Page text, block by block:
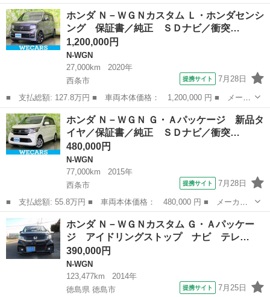
ー名： ホンダ ■ 車種名： Ｎ－ＷＧＮカスタム ■ グレード
名： Ｌ・ターボホンダセンシング 新品タイヤ／保証書／純正 ８
インチ ＳＤ...
愛媛 西条市 N-WGN
ホンダ Ｎ－ＷＧＮカスタム Ｌ・ホンダセンシ
ング 保証書／純正 ＳＤナビ／衝突…
1,200,000円
N-WGN
27,000km
2020年
西条市
提携サイト 7月28日
■ 支払総額: 127.8万円 ■ 車両本体価格： 1,200,000 円 ■ メーカ
ー名： ホンダ ■ 車種名： Ｎ－ＷＧＮカスタム ■ グレード
名： Ｌ・ホンダセンシング 保証書／純正 ＳＤナビ／衝突安全装
置／シートヒ...
愛媛 西条市 N-WGN
ホンダ Ｎ－ＷＧＮ Ｇ・Ａパッケージ 新品タ
イヤ／保証書／純正 ＳＤナビ／衝突…
480,000円
N-WGN
77,000km
2015年
西条市
提携サイト 7月28日
■ 支払総額: 55.8万円 ■ 車両本体価格： 480,000 円 ■ メーカー
名： ホンダ ■ 車種名： Ｎ－ＷＧＮ ■ グレード名： Ｇ・Ａパ
ッケージ 新品タイヤ／保証書／純正 ＳＤナビ／衝突安全装置／ド
ライブレコー...
愛媛 西条市 N-WGN
ホンダ Ｎ－ＷＧＮカスタム Ｇ・Ａパッケー
ジ アイドリングストップ ナビ テレ…
390,000円
N-WGN
123,477km
2014年
徳島県 徳島市
提携サイト 7月25日